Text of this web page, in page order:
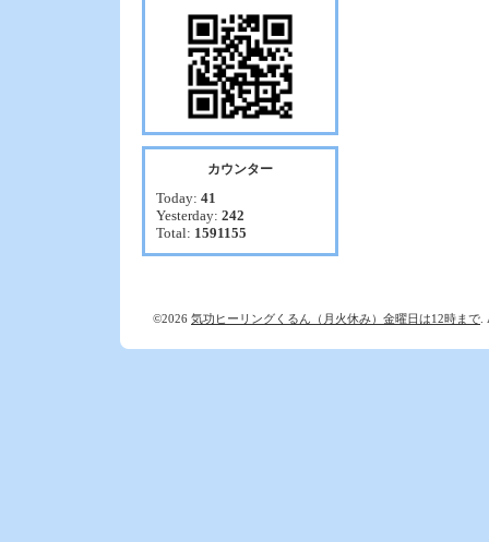
カウンター
Today: 41
Yesterday: 242
Total: 1591155
©2026 気功ヒーリングくるん（月火休み）金曜日は12時まで